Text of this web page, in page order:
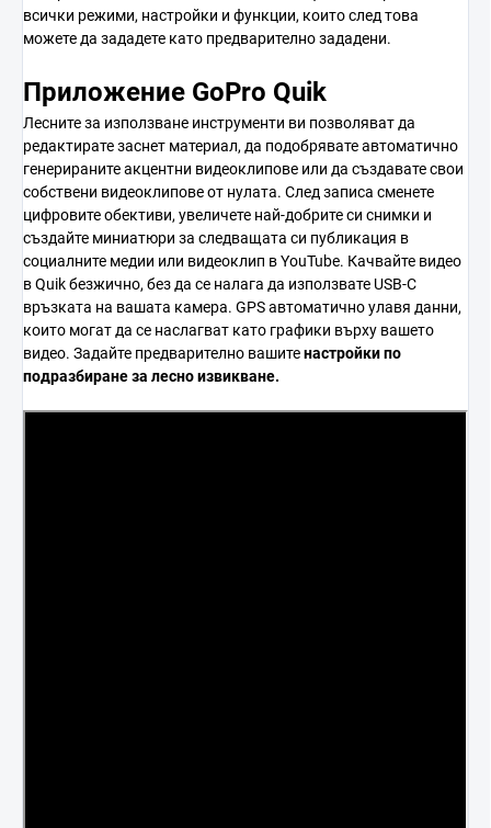
всички режими, настройки и функции, които след това
можете да зададете като предварително зададени.
Приложение GoPro Quik
Лесните за използване инструменти ви позволяват да
редактирате заснет материал, да подобрявате автоматично
генерираните акцентни видеоклипове или да създавате свои
собствени видеоклипове от нулата. След записа сменете
цифровите обективи, увеличете най-добрите си снимки и
създайте миниатюри за следващата си публикация в
социалните медии или видеоклип в YouTube. Качвайте видео
в Quik безжично, без да се налага да използвате USB-C
връзката на вашата камера. GPS автоматично улавя данни,
които могат да се наслагват като графики върху вашето
видео. Задайте предварително вашитенастройки по
подразбиране за лесно извикване.